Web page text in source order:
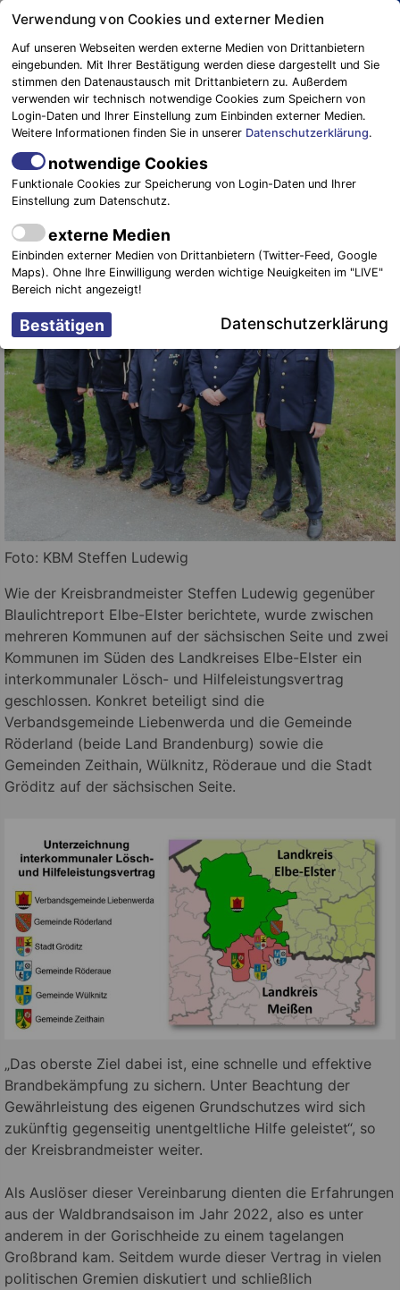
Springe
Inhalt
Blaulichtreport
Elbe-Elster
Interkommunaler Lösch- und
Hilfeleistungsvertrag zwischen
brandenburgischen und sächsischen
Kommunen geschlossen
12. April 2024 -NEWS,Veranstaltungen & Sonstiges
Foto: KBM Steffen Ludewig
Wie der Kreisbrandmeister Steffen Ludewig gegenüber
Blaulichtreport Elbe-Elster berichtete, wurde zwischen
mehreren Kommunen auf der sächsischen Seite und zwei
Kommunen im Süden des Landkreises Elbe-Elster ein
interkommunaler Lösch- und Hilfeleistungsvertrag
geschlossen. Konkret beteiligt sind die
Verbandsgemeinde Liebenwerda und die Gemeinde
Röderland (beide Land Brandenburg) sowie die
Gemeinden Zeithain, Wülknitz, Röderaue und die Stadt
Gröditz auf der sächsischen Seite.
„Das oberste Ziel dabei ist, eine schnelle und effektive
Brandbekämpfung zu sichern. Unter Beachtung der
Gewährleistung des eigenen Grundschutzes wird sich
zukünftig gegenseitig unentgeltliche Hilfe geleistet“, so
der Kreisbrandmeister weiter.
Als Auslöser dieser Vereinbarung dienten die Erfahrungen
aus der Waldbrandsaison im Jahr 2022, also es unter
anderem in der Gorischheide zu einem tagelangen
Großbrand kam. Seitdem wurde dieser Vertrag in vielen
politischen Gremien diskutiert und schließlich
Verwendung von Cookies und externer Medien
Auf unseren Webseiten werden externe Medien von Drittanbietern
eingebunden. Mit Ihrer Bestätigung werden diese dargestellt und Sie
stimmen den Datenaustausch mit Drittanbietern zu. Außerdem
verwenden wir technisch notwendige Cookies zum Speichern von
Login-Daten und Ihrer Einstellung zum Einbinden externer Medien.
Weitere Informationen finden Sie in unserer Datenschutzerklärung.
notwendige Cookies
Funktionale Cookies zur Speicherung von Login-Daten und Ihrer
Einstellung zum Datenschutz.
externe Medien
Einbinden externer Medien von Drittanbietern (Twitter-Feed, Google
Maps). Ohne Ihre Einwilligung werden wichtige Neuigkeiten im "LIVE"
Bereich nicht angezeigt!
Datenschutzerklärung